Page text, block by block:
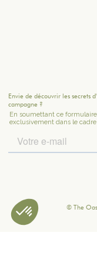
Envie de découvrir les secrets
campagne ?
© The